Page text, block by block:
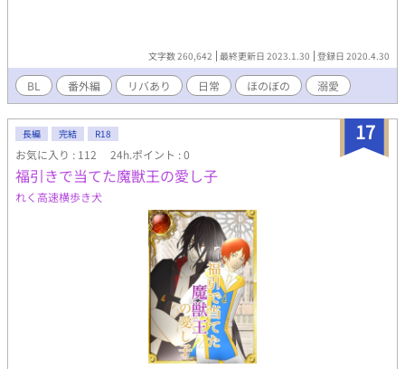
文字数 260,642 最終更新日 2023.1.30 登録日 2020.4.30
BL 番外編 リバあり 日常 ほのぼの 溺愛
17
長編 完結 R18
お気に入り : 112 24h.ポイント : 0
福引きで当てた魔獣王の愛し子
れく高速横歩き犬